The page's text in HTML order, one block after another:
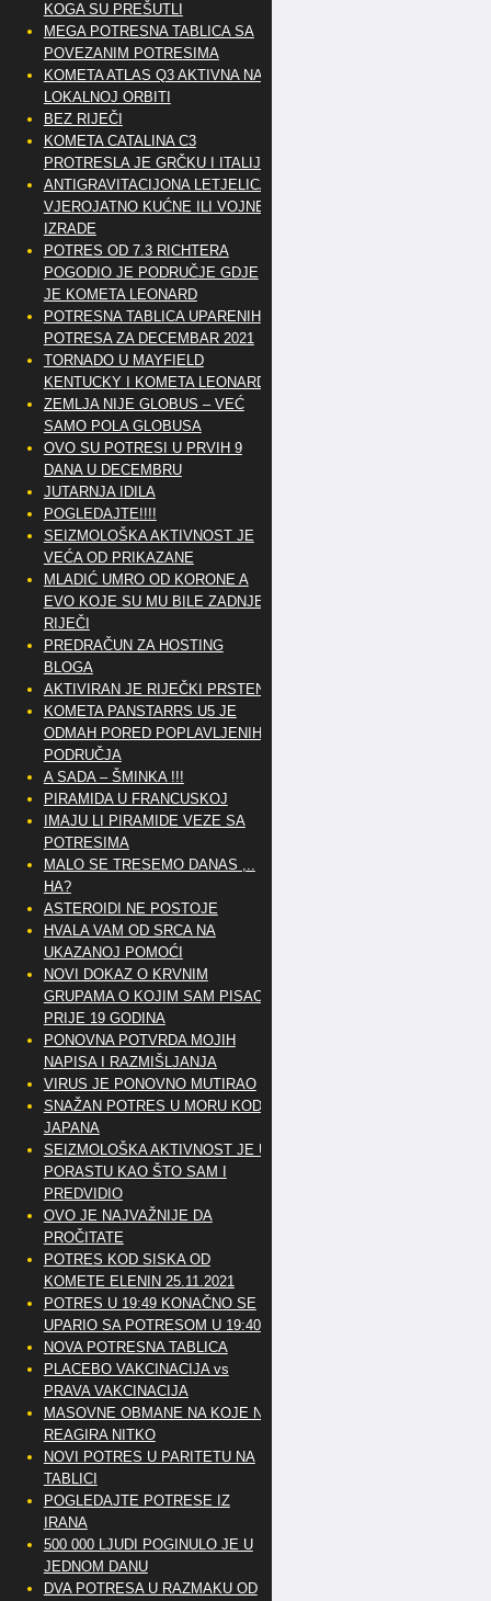
KOGA SU PREŠUTLI
MEGA POTRESNA TABLICA SA
POVEZANIM POTRESIMA
KOMETA ATLAS Q3 AKTIVNA NA
LOKALNOJ ORBITI
BEZ RIJEČI
KOMETA CATALINA C3
PROTRESLA JE GRČKU I ITALIJU
ANTIGRAVITACIJONA LETJELICA
VJEROJATNO KUĆNE ILI VOJNE
IZRADE
POTRES OD 7.3 RICHTERA
POGODIO JE PODRUČJE GDJE
JE KOMETA LEONARD
POTRESNA TABLICA UPARENIH
POTRESA ZA DECEMBAR 2021
TORNADO U MAYFIELD
KENTUCKY I KOMETA LEONARD
ZEMLJA NIJE GLOBUS – VEĆ
SAMO POLA GLOBUSA
OVO SU POTRESI U PRVIH 9
DANA U DECEMBRU
JUTARNJA IDILA
POGLEDAJTE!!!!
SEIZMOLOŠKA AKTIVNOST JE
VEĆA OD PRIKAZANE
MLADIĆ UMRO OD KORONE A
EVO KOJE SU MU BILE ZADNJE
RIJEČI
PREDRAČUN ZA HOSTING
BLOGA
AKTIVIRAN JE RIJEČKI PRSTEN
KOMETA PANSTARRS U5 JE
ODMAH PORED POPLAVLJENIH
PODRUČJA
A SADA – ŠMINKA !!!
PIRAMIDA U FRANCUSKOJ
IMAJU LI PIRAMIDE VEZE SA
POTRESIMA
MALO SE TRESEMO DANAS ,..
HA?
ASTEROIDI NE POSTOJE
HVALA VAM OD SRCA NA
UKAZANOJ POMOĆI
NOVI DOKAZ O KRVNIM
GRUPAMA O KOJIM SAM PISAO
PRIJE 19 GODINA
PONOVNA POTVRDA MOJIH
NAPISA I RAZMIŠLJANJA
VIRUS JE PONOVNO MUTIRAO
SNAŽAN POTRES U MORU KOD
JAPANA
SEIZMOLOŠKA AKTIVNOST JE U
PORASTU KAO ŠTO SAM I
PREDVIDIO
OVO JE NAJVAŽNIJE DA
PROČITATE
POTRES KOD SISKA OD
KOMETE ELENIN 25.11.2021
POTRES U 19:49 KONAČNO SE
UPARIO SA POTRESOM U 19:40
NOVA POTRESNA TABLICA
PLACEBO VAKCINACIJA vs
PRAVA VAKCINACIJA
MASOVNE OBMANE NA KOJE NE
REAGIRA NITKO
NOVI POTRES U PARITETU NA
TABLICI
POGLEDAJTE POTRESE IZ
IRANA
500 000 LJUDI POGINULO JE U
JEDNOM DANU
DVA POTRESA U RAZMAKU OD